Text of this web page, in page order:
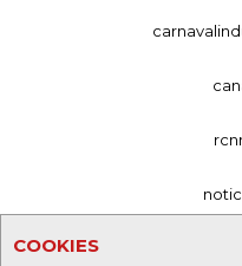
COOKIES